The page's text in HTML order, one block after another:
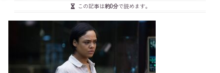
この記事は約0分で読めます。